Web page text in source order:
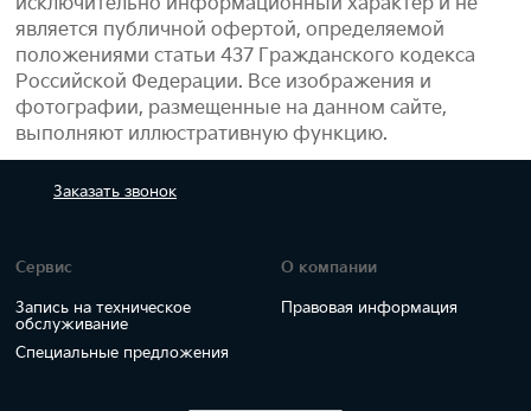
является публичной офертой, определяемой
положениями статьи 437 Гражданского кодекса
Российской Федерации. Все изображения и
фотографии, размещенные на данном сайте,
выполняют иллюстративную функцию.
Заказать звонок
Сервис
Запись на техническое
обслуживание
Специальные предложения
О компании
Правовая информация